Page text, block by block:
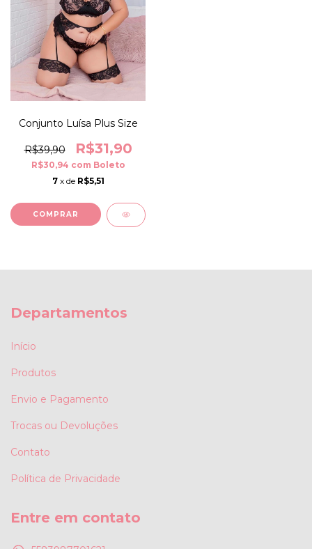
Conjunto Luísa Plus Size
R$39,90 R$31,90
R$30,94 com Boleto
7 x de R$5,51
COMPRAR
Departamentos
Início
Produtos
Envio e Pagamento
Trocas ou Devoluções
Contato
Política de Privacidade
Entre em contato